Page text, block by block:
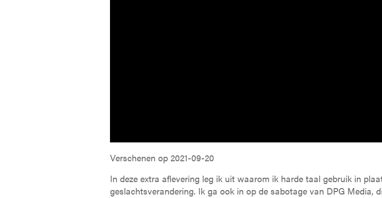
Verschenen op 2021-09-20
In deze extra aflevering leg ik uit waarom ik harde taal gebruik in
geslachtsverandering. Ik ga ook in op de sabotage van DPG Media,